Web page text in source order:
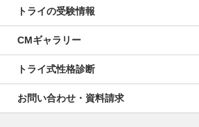
トライの受験情報
CMギャラリー
トライ式性格診断
お問い合わせ・資料請求